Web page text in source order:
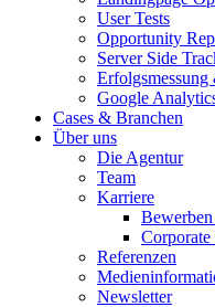
User Tests
Opportunity
Server Side
Google
Cases & Branchen
Über uns
Die Agentur
Team
Karriere
Referenzen
Newsletter